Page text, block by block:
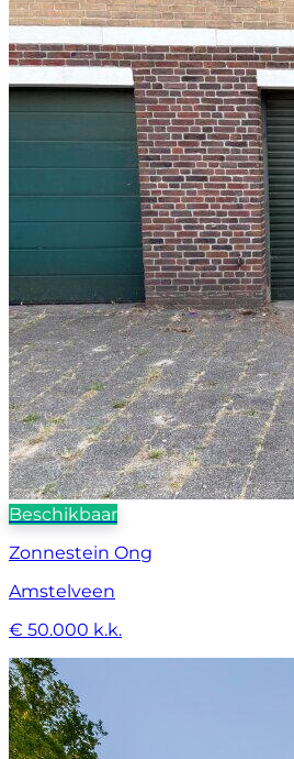
Beschikbaar
Zonnestein Ong
Amstelveen
€ 50.000 k.k.